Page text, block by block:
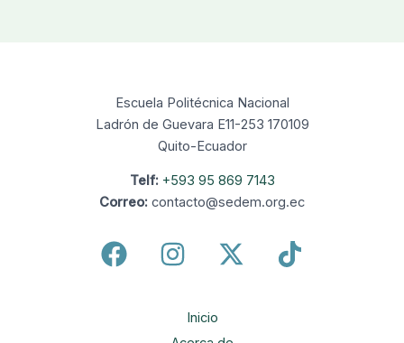
Escuela Politécnica Nacional
Ladrón de Guevara E11-253 170109
Quito-Ecuador
Telf: +593 95 869 7143
Correo: contacto@sedem.org.ec
Inicio